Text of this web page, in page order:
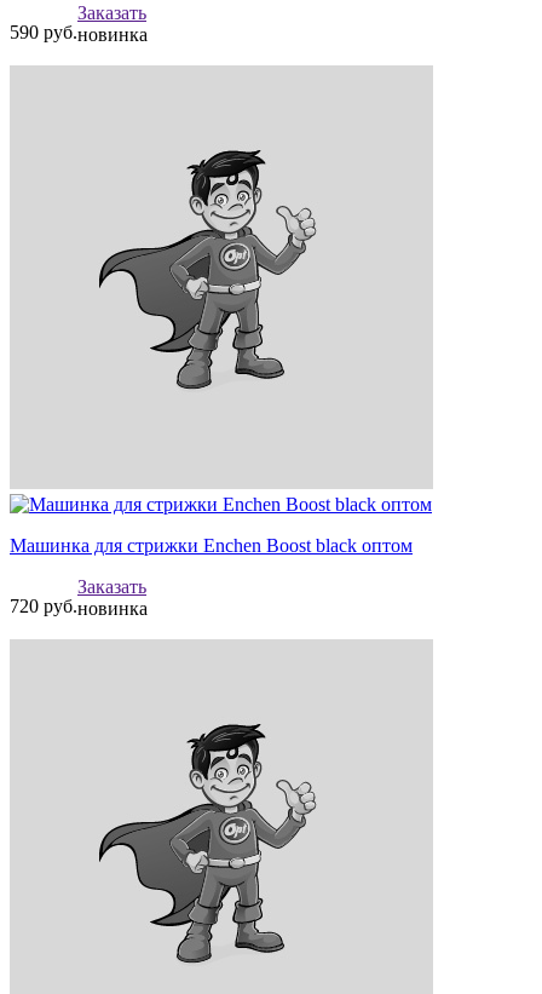
590 руб.
Заказать
новинка
Машинка для стрижки Enchen Boost black оптом
720 руб.
Заказать
новинка